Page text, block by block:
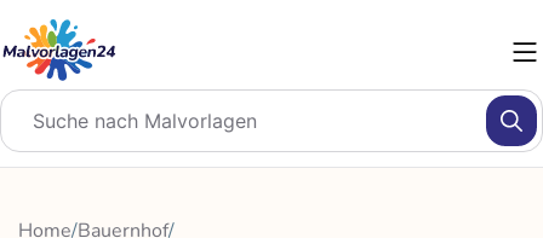
Inhalt
springen
Home/Bauernhof/